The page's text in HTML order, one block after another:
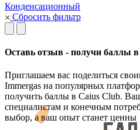
Конденсационный
Сбросить фильтр
Оставь отзыв - получи баллы
Приглашаем вас поделиться
Immergas на популярных
получить баллы в Caius Club.
специалистам и конечным
выбор, а ваш опыт станет ценны